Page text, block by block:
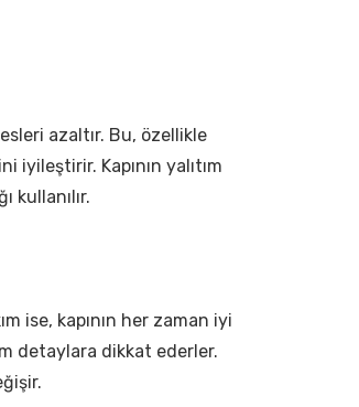
azaltır. Bu, özellikle
iyileştirir. Kapının yalıtım
kullanılır.
ise, kapının her zaman iyi
detaylara dikkat ederler.